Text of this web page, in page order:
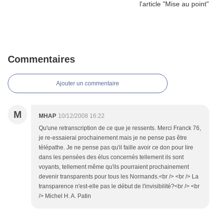
Commentaires
Ajouter un commentaire
M MHAP 10/12/2008 16:22
Qu'une retranscription de ce que je ressents. Merci Franck 76,
je re-essaierai prochainement mais je ne pense pas être
télépathe. Je ne pense pas qu'il faille avoir ce don pour lire
dans les pensées des élus concernés tellement ils sont
voyants, tellement même qu'ils pourraient prochainement
devenir transparents pour tous les Normands.<br /> <br /> La
transparence n'est-elle pas le début de l'invisibilité?<br /> <br
/> Michel H. A. Patin